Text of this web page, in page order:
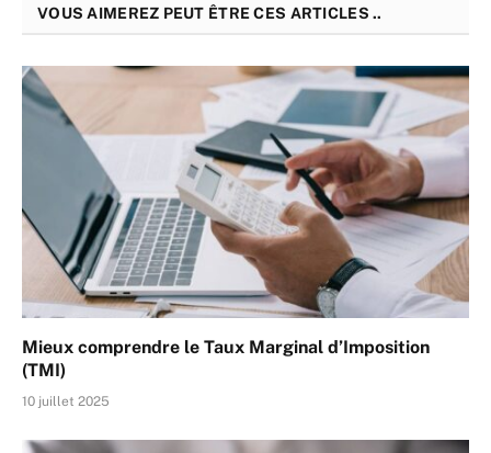
VOUS AIMEREZ PEUT ÊTRE CES ARTICLES ..
Mieux comprendre le Taux Marginal d’Imposition
(TMI)
10 juillet 2025